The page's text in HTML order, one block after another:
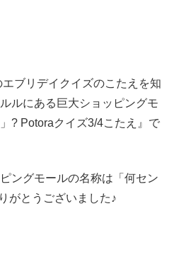
ブリデイクイズのこたえを知
ルにある巨大ショッピングモ
? Potoraクイズ3/4こたえ』で
ングモールの名称は「何セン
がとうございました♪